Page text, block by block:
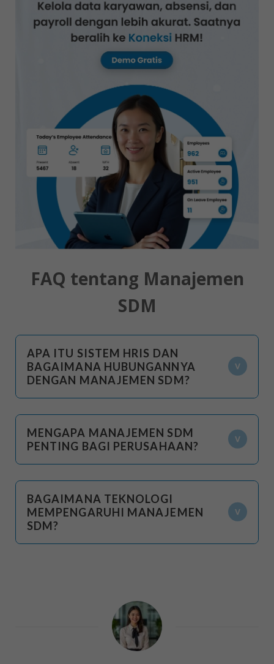
FAQ tentang Manajemen
SDM
APA ITU SISTEM HRIS DAN
BAGAIMANA HUBUNGANNYA
DENGAN MANAJEMEN SDM?
MENGAPA MANAJEMEN SDM
PENTING BAGI PERUSAHAAN?
BAGAIMANA TEKNOLOGI
MEMPENGARUHI MANAJEMEN
SDM?